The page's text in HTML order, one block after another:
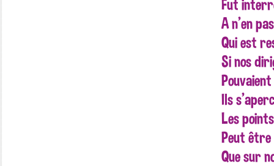
Fut
A n’en
Qui est
Si nos
Ils
Les
Peut être
Que sur